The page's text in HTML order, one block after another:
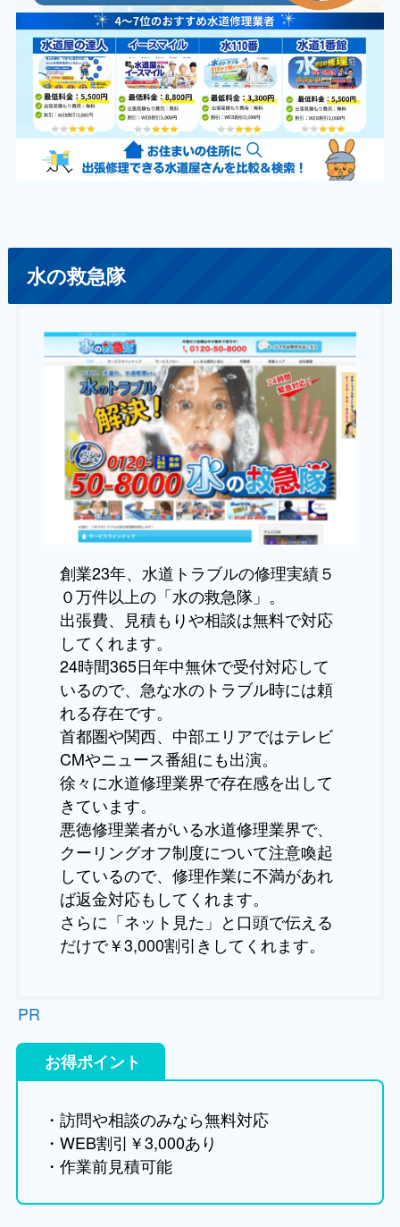
水の救急隊
創業23年、水道トラブルの修理実績５
０万件以上の「水の救急隊」。
出張費、見積もりや相談は無料で対応
してくれます。
24時間365日年中無休で受付対応して
いるので、急な水のトラブル時には頼
れる存在です。
首都圏や関西、中部エリアではテレビ
CMやニュース番組にも出演。
徐々に水道修理業界で存在感を出して
きています。
悪徳修理業者がいる水道修理業界で、
クーリングオフ制度について注意喚起
しているので、修理作業に不満があれ
ば返金対応もしてくれます。
さらに「ネット見た」と口頭で伝える
だけで￥3,000割引きしてくれます。
PR
お得ポイント
・訪問や相談のみなら無料対応
・WEB割引￥3,000あり
・作業前見積可能